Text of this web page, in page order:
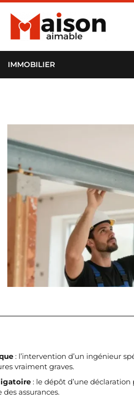
IMMOBILIER
: l’intervention d’un ingénieur
vraiment graves.
: le dépôt d’une
assurances.